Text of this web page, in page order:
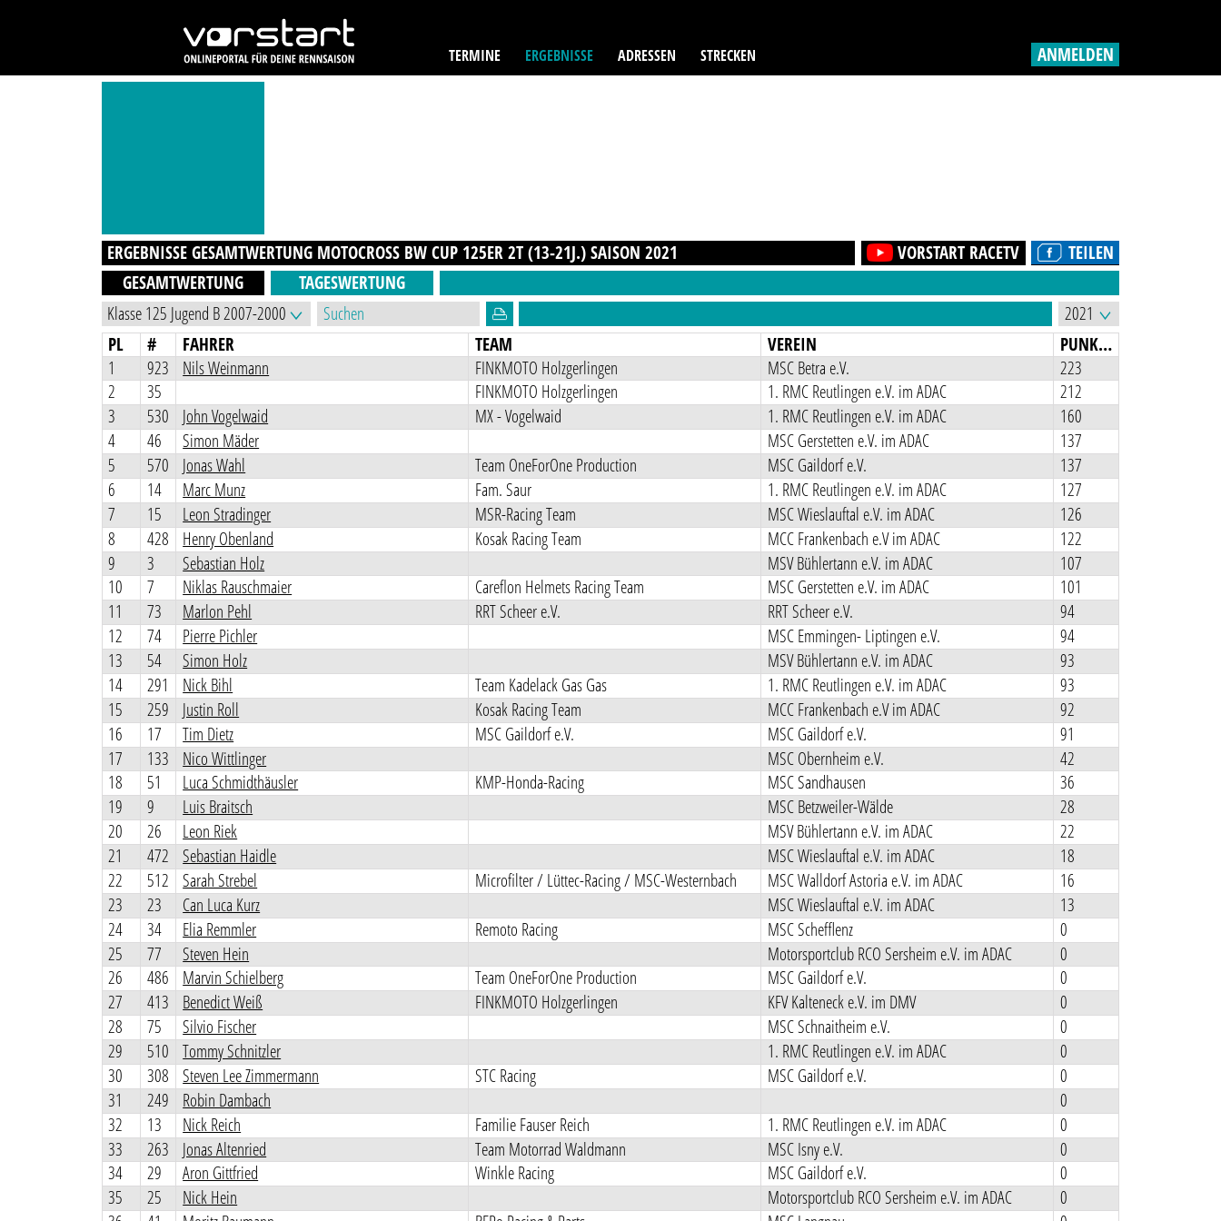
TERMINE ERGEBNISSE ADRESSEN STRECKEN ANMELDEN
ERGEBNISSE GESAMTWERTUNG MOTOCROSS BW CUP 125ER 2T (13-21J.)SAISON2021 TEILEN
VORSTART RACETV
GESAMTWERTUNG
TAGESWERTUNG
PL # FAHRER TEAM VEREIN
PUNKTE
1
923 Nils Weinmann FINKMOTO Holzgerlingen MSC Betra e.V.
223
2
35 FINKMOTO Holzgerlingen 1. RMC Reutlingen e.V. im ADAC
212
3
530 John Vogelwaid MX - Vogelwaid 1. RMC Reutlingen e.V. im ADAC
160
4
46 Simon Mäder MSC Gerstetten e.V. im ADAC
137
5
570 Jonas Wahl Team OneForOne Production MSC Gaildorf e.V.
137
6
14 Marc Munz Fam. Saur 1. RMC Reutlingen e.V. im ADAC
127
7
15 Leon Stradinger MSR-Racing Team MSC Wieslauftal e.V. im ADAC
126
8
428 Henry Obenland Kosak Racing Team MCC Frankenbach e.V im ADAC
122
9
3 Sebastian Holz MSV Bühlertann e.V. im ADAC
107
10
7 Niklas Rauschmaier Careflon Helmets Racing Team MSC Gerstetten e.V. im ADAC
101
11
73 Marlon Pehl RRT Scheer e.V. RRT Scheer e.V.
94
12
74 Pierre Pichler MSC Emmingen- Liptingen e.V.
94
13
54 Simon Holz MSV Bühlertann e.V. im ADAC
93
14
291 Nick Bihl Team Kadelack Gas Gas 1. RMC Reutlingen e.V. im ADAC
93
15
259 Justin Roll Kosak Racing Team MCC Frankenbach e.V im ADAC
92
16
17 Tim Dietz MSC Gaildorf e.V. MSC Gaildorf e.V.
91
17
133 Nico Wittlinger MSC Obernheim e.V.
42
18
51 Luca Schmidthäusler KMP-Honda-Racing MSC Sandhausen
36
19
9 Luis Braitsch MSC Betzweiler-Wälde
28
20
26 Leon Riek MSV Bühlertann e.V. im ADAC
22
21
472 Sebastian Haidle MSC Wieslauftal e.V. im ADAC
18
22
512 Sarah Strebel Microfilter / Lüttec-Racing / MSC-Westernbach MSC Walldorf Astoria e.V. im ADAC
16
23
23 Can Luca Kurz MSC Wieslauftal e.V. im ADAC
13
24
34 Elia Remmler Remoto Racing MSC Schefflenz
0
25
77 Steven Hein Motorsportclub RCO Sersheim e.V. im ADAC
0
26
486 Marvin Schielberg Team OneForOne Production MSC Gaildorf e.V.
0
27
413 Benedict Weiß FINKMOTO Holzgerlingen KFV Kalteneck e.V. im DMV
0
28
75 Silvio Fischer MSC Schnaitheim e.V.
0
29
510 Tommy Schnitzler 1. RMC Reutlingen e.V. im ADAC
0
30
308 Steven Lee Zimmermann STC Racing MSC Gaildorf e.V.
0
31
249 Robin Dambach
0
32
13 Nick Reich Familie Fauser Reich 1. RMC Reutlingen e.V. im ADAC
0
33
263 Jonas Altenried Team Motorrad Waldmann MSC Isny e.V.
0
34
29 Aron Gittfried Winkle Racing MSC Gaildorf e.V.
0
35
25 Nick Hein Motorsportclub RCO Sersheim e.V. im ADAC
0